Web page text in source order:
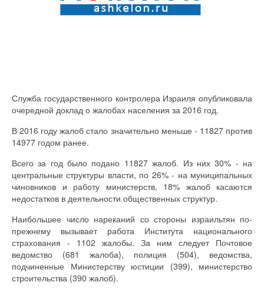
Служба государственного контролера Израиля опубликовала
очередной доклад о жалобах населения за 2016 год.
В 2016 году жалоб стало значительно меньше - 11827 против
14977 годом ранее.
Всего за год было подано 11827 жалоб. Из них 30% - на
центральные структуры власти, по 26% - на муниципальных
чиновников и работу министерств, 18% жалоб касаются
недостатков в деятельности общественных структур.
Наибольшее число нареканий со стороны израильтян по-
прежнему вызывает работа Института национального
страхования - 1102 жалобы. За ним следует Почтовое
ведомство (681 жалоба), полиция (504), ведомства,
подчиненные Министерству юстиции (399), министерство
строительства (390 жалоб).